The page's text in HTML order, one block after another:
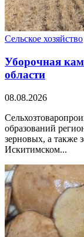
Сельское хозяйство
Уборочная
области
08.08.2026
образований
зерновых, а также
Искитимском...